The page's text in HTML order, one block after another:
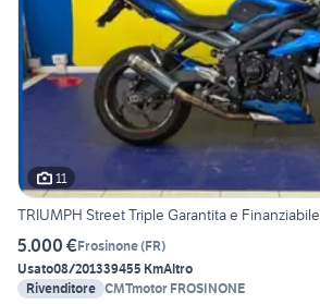
11
TRIUMPH Street Triple Garantita e Finanziabile
5.000 €Frosinone(FR)
Usato08/201339455 KmAltro
Rivenditore CMTmotor FROSINONE